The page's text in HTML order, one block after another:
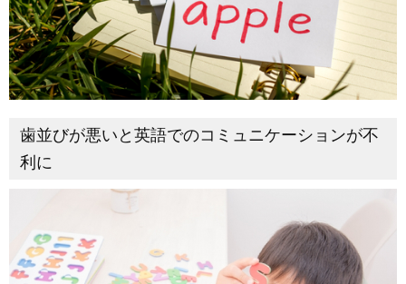
歯並びが悪いと英語でのコミュニケーションが不
利に